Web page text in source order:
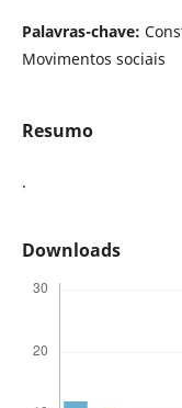
Palavras-chave:
Movimentos sociais
Resumo
.
Downloads